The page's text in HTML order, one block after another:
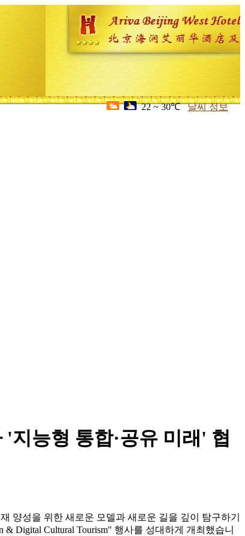
22 ~ 30℃ 날씨 정보
지능형 통합·공유 미래' 협
양성을 위한 새로운 모델과 새로운 길을 깊이 탐구하기
& Digital Cultural Tourism" 행사를 성대하게 개최했습니